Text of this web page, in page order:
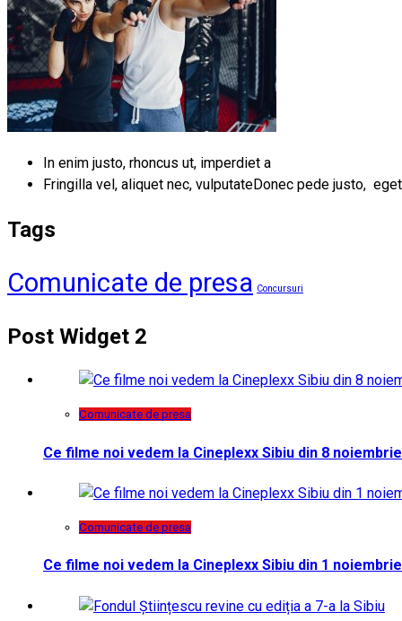
In enim justo, rhoncus ut, imperdiet a
Fringilla vel, aliquet nec, vulputateDonec pede justo,
Tags
Comunicate de presa Concursuri
Post Widget 2
Comunicate de presa
Ce filme noi vedem la Cineplexx Sibiu din 8 noiembrie
Comunicate de presa
Ce filme noi vedem la Cineplexx Sibiu din 1 noiembrie